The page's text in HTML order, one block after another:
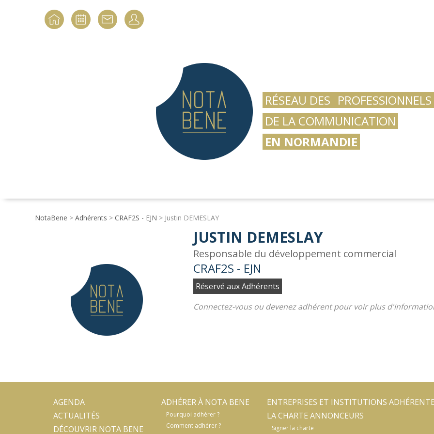
RÉSEAU DES PROFESSIONNELS
DE LA COMMUNICATION
EN NORMANDIE
NotaBene > Adhérents > CRAF2S - EJN > Justin DEMESLAY
JUSTIN DEMESLAY
Responsable du développement commercial
CRAF2S - EJN
Réservé aux Adhérents
Connectez-vous ou devenez adhérent pour voir plus
AGENDA
ACTUALITÉS
DÉCOUVRIR NOTA BENE
ADHÉRER À NOTA BENE
Pourquoi adhérer ?
Comment adhérer ?
ENTREPRISES ET INSTITUTIONS
LA CHARTE ANNONCEURS
Signer la charte